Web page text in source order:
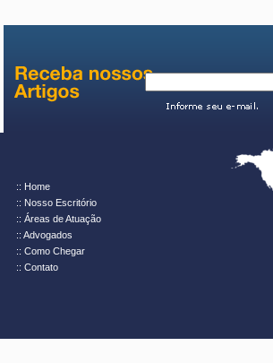
:: Home
:: Nosso Escritório
:: Áreas de Atuação
:: Advogados
:: Como Chegar
:: Contato